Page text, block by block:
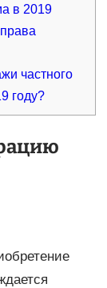
в 2019
частного
году?